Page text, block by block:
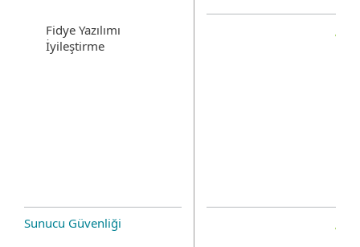
Fidye Yazılımı
İyileştirme
Sunucu Güvenliği